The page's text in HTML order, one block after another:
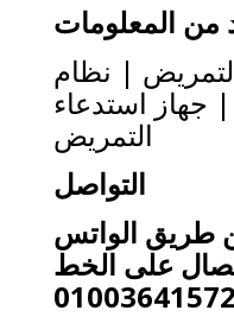
من المعلومات
| نظام
جهاز استدعاء
التمريض
التواصل
طريق الواتس
على الخط